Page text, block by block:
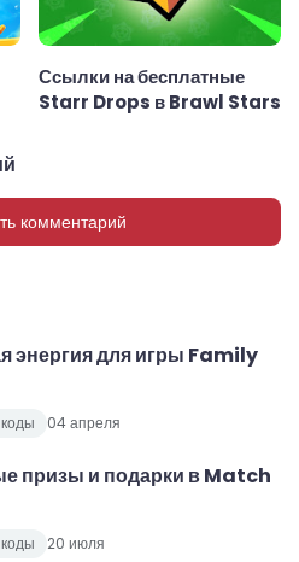
Ссылки на бесплатные
Starr Drops в Brawl Stars
комментарий
энергия для игры Family
04 апреля
призы и подарки в Match
20 июля